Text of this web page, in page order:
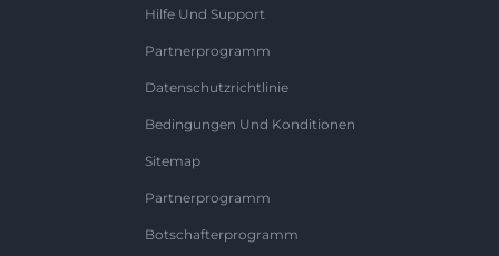
Hilfe Und Support
Partnerprogramm
Datenschutzrichtlinie
Bedingungen Und Konditionen
Sitemap
Partnerprogramm
Botschafterprogramm